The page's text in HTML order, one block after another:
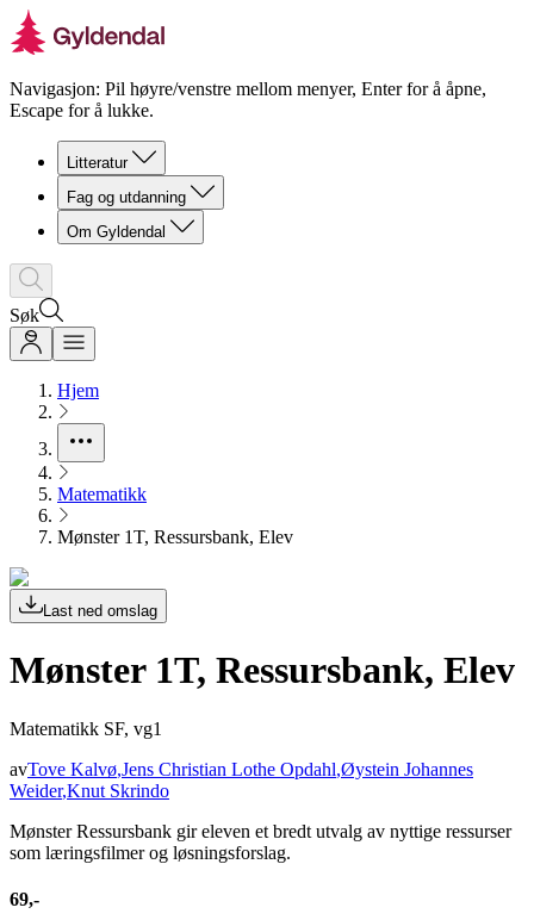
Navigasjon: Pil høyre/venstre mellom menyer, Enter for å åpne,
Escape for å lukke.
Litteratur
Fag og utdanning
Om Gyldendal
Søk
Hjem
Matematikk
Mønster 1T, Ressursbank, Elev
Last ned omslag
Mønster 1T, Ressursbank, Elev
Matematikk SF, vg1
avTove Kalvø,Jens Christian Lothe Opdahl,Øystein Johannes
Weider,Knut Skrindo
Mønster Ressursbank gir eleven et bredt utvalg av nyttige ressurser
som læringsfilmer og løsningsforslag.
69,-